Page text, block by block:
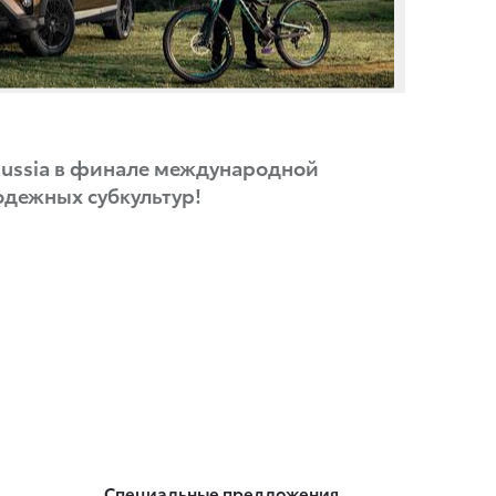
в финале международной
субкультур!